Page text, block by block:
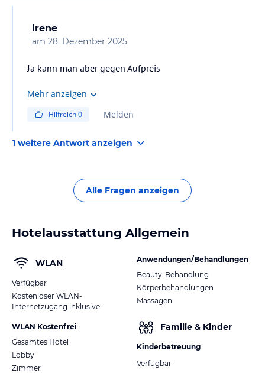
Irene
am 28. Dezember 2025
Ja kann man aber gegen Aufpreis
Mehr anzeigen
Hilfreich0 Melden
1 weitere Antwort anzeigen
Alle Fragen anzeigen
Hotelausstattung Allgemein
WLAN
Verfügbar
Kostenloser WLAN-
Internetzugang inklusive
WLAN Kostenfrei
Gesamtes Hotel
Lobby
Zimmer
Anwendungen/Behandlungen
Beauty-Behandlung
Körperbehandlungen
Massagen
Familie & Kinder
Kinderbetreuung
Verfügbar